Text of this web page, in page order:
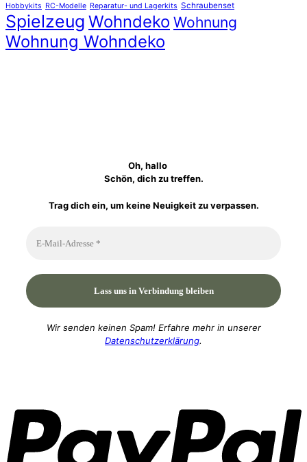
Hobbykits RC-Modelle Reparatur- und Lagerkits Schraubenset
Spielzeug Wohndeko Wohnung
Wohnung Wohndeko
Oh, hallo
Schön, dich zu treffen.
Trag dich ein, um keine Neuigkeit zu verpassen.
Wir senden keinen Spam! Erfahre mehr in unserer
Datenschutzerklärung.